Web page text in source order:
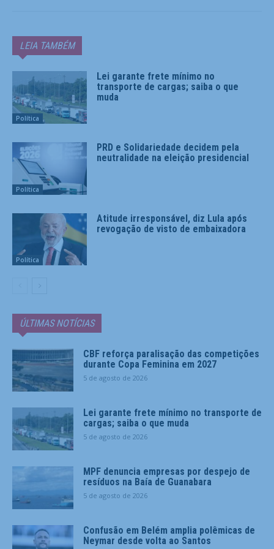
LEIA TAMBÉM
Política
Lei garante frete mínimo no
transporte de cargas; saiba o que
muda
Política
PRD e Solidariedade decidem pela
neutralidade na eleição presidencial
Política
Atitude irresponsável, diz Lula após
revogação de visto de embaixadora
ÚLTIMAS NOTÍCIAS
CBF reforça paralisação das competições
durante Copa Feminina em 2027
5 de agosto de 2026
Lei garante frete mínimo no transporte de
cargas; saiba o que muda
5 de agosto de 2026
MPF denuncia empresas por despejo de
resíduos na Baía de Guanabara
5 de agosto de 2026
Confusão em Belém amplia polêmicas de
Neymar desde volta ao Santos